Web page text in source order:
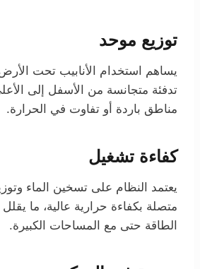
توزيع موحد
يساهم استخدام الأنابيب تحت
تدفئة متجانسة من الأسفل إلى
مناطق باردة أو تفاوت في الحرارة.
كفاءة تشغيل
يعتمد النظام على تسخين الماء
متصلة بكفاءة حرارية عالية، ما
الطاقة حتى مع المساحات الكبيرة.